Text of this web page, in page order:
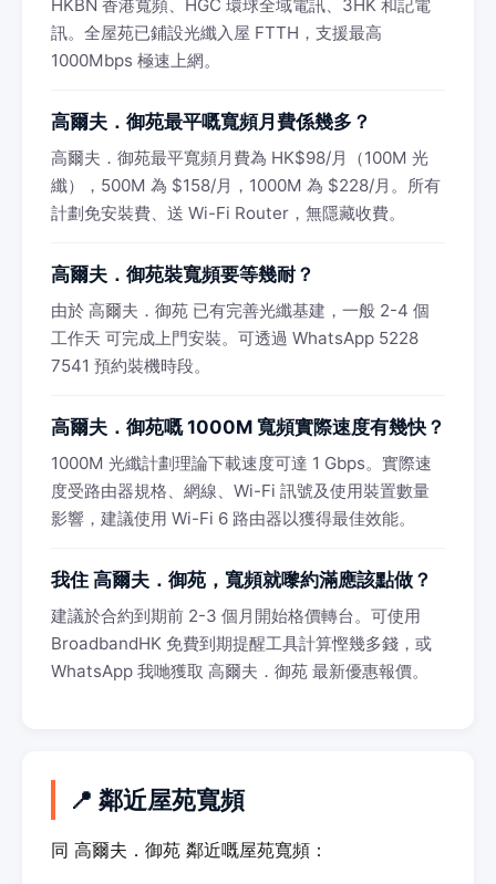
HKBN 香港寬頻、HGC 環球全域電訊、3HK 和記電
訊。全屋苑已鋪設光纖入屋 FTTH，支援最高
1000Mbps 極速上網。
高爾夫．御苑最平嘅寬頻月費係幾多？
高爾夫．御苑最平寬頻月費為 HK$98/月（100M 光
纖），500M 為 $158/月，1000M 為 $228/月。所有
計劃免安裝費、送 Wi-Fi Router，無隱藏收費。
高爾夫．御苑裝寬頻要等幾耐？
由於 高爾夫．御苑 已有完善光纖基建，一般 2-4 個
工作天 可完成上門安裝。可透過 WhatsApp 5228
7541 預約裝機時段。
高爾夫．御苑嘅 1000M 寬頻實際速度有幾快？
1000M 光纖計劃理論下載速度可達 1 Gbps。實際速
度受路由器規格、網線、Wi-Fi 訊號及使用裝置數量
影響，建議使用 Wi-Fi 6 路由器以獲得最佳效能。
我住 高爾夫．御苑，寬頻就嚟約滿應該點做？
建議於合約到期前 2-3 個月開始格價轉台。可使用
BroadbandHK 免費到期提醒工具計算慳幾多錢，或
WhatsApp 我哋獲取 高爾夫．御苑 最新優惠報價。
📍 鄰近屋苑寬頻
同 高爾夫．御苑 鄰近嘅屋苑寬頻：